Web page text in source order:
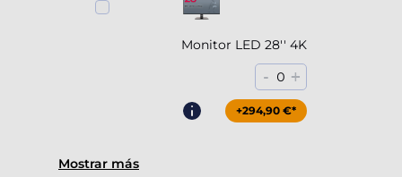
Monitor LED 28'' 4K
- 0 +
+294,90 €*
Mostrar más